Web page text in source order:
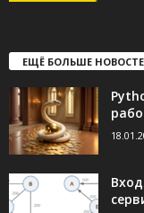
ЕЩЁ БОЛЬШЕ